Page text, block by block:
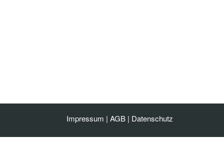
Impressum | AGB | Datenschutz